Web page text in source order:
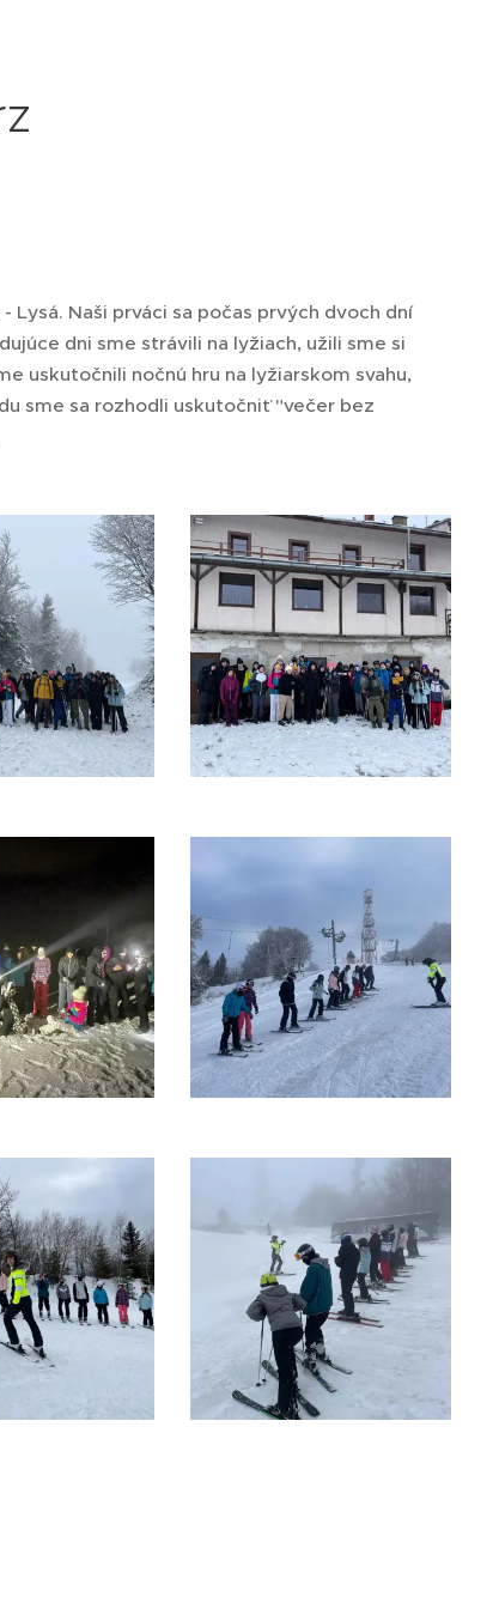
Naši prváci sa počas prvých dvoch dní
dni sme strávili na lyžiach, užili sme si
uskutočnili nočnú hru na lyžiarskom svahu,
sme sa rozhodli uskutočniť "večer bez